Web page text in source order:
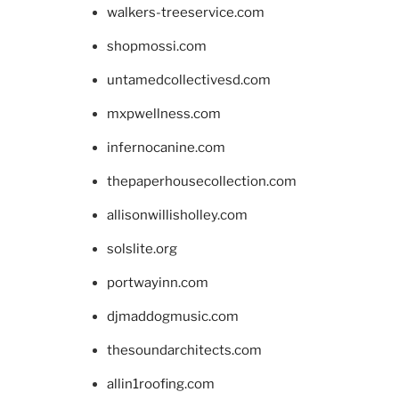
walkers-treeservice.com
shopmossi.com
untamedcollectivesd.com
mxpwellness.com
infernocanine.com
thepaperhousecollection.com
allisonwillisholley.com
solslite.org
portwayinn.com
djmaddogmusic.com
thesoundarchitects.com
allin1roofing.com